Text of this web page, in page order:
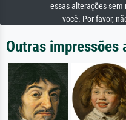
essas alterações
você. Por favor,
Outras